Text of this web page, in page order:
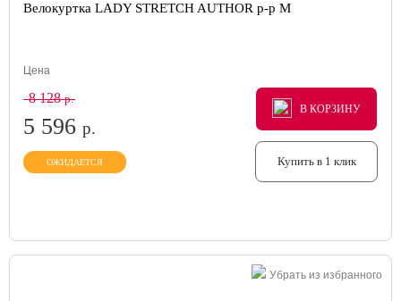
Велокуртка LADY STRETCH AUTHOR р-р M
Цена
8 128р.
5 596 р.
ОЖИДАЕТСЯ
В КОРЗИНУ
В КОРЗИНУ
В КОРЗИНУ
Купить в 1 клик
Убрать из избранного